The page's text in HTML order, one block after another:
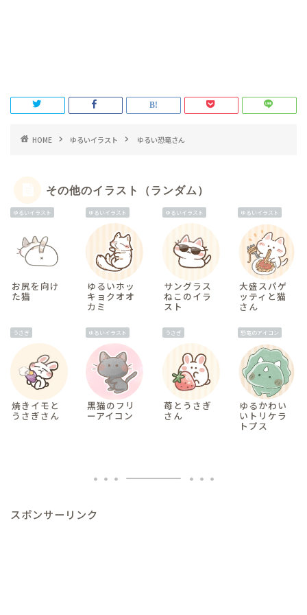
HOME ゆるいイラスト ゆるい恐竜さん
その他のイラスト（ランダム）
ゆるいイラスト
お尻を向け
た猫
ゆるいイラスト
ゆるいホッ
キョクオオ
カミ
ゆるいイラスト
サングラス
ねこのイラ
スト
ゆるいイラスト
大盛スパゲ
ッティと猫
さん
うさぎ
焼きイモと
うさぎさん
ゆるいイラスト
黒猫のフリ
ーアイコン
うさぎ
苺とうさぎ
さん
恐竜のアイコン
ゆるかわい
いトリケラ
トプス
スポンサーリンク